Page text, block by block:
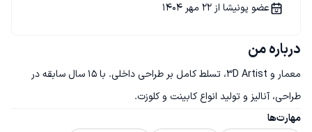
درباره من
معمار و 3D Artist، تسلط کامل بر طراحی داخلی. با 15 سال سابقه در
طراحی، آنالیز و تولید انواع کابینت و کلوزت.
مهارت‌ها
عضو پونیشا از 22 مهر 1404